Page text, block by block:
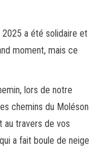
2025 a été solidaire et
moment, mais ce
lors de notre
chemins du Moléson
au travers de vos
a fait boule de neige